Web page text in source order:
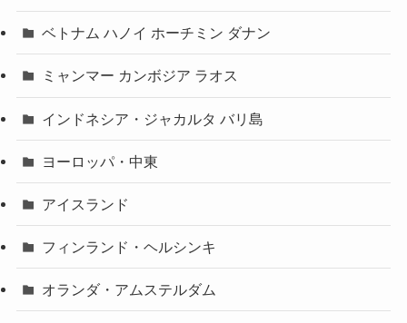
ベトナム ハノイ ホーチミン ダナン
ミャンマー カンボジア ラオス
インドネシア・ジャカルタ バリ島
ヨーロッパ・中東
アイスランド
フィンランド・ヘルシンキ
オランダ・アムステルダム